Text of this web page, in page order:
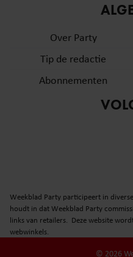
Over Party
Tip de redactie
Abonnementen
Weekblad Party participeert in
houdt in dat Weekblad Party
links van retailers. Deze website
webwinkels.
© 2026